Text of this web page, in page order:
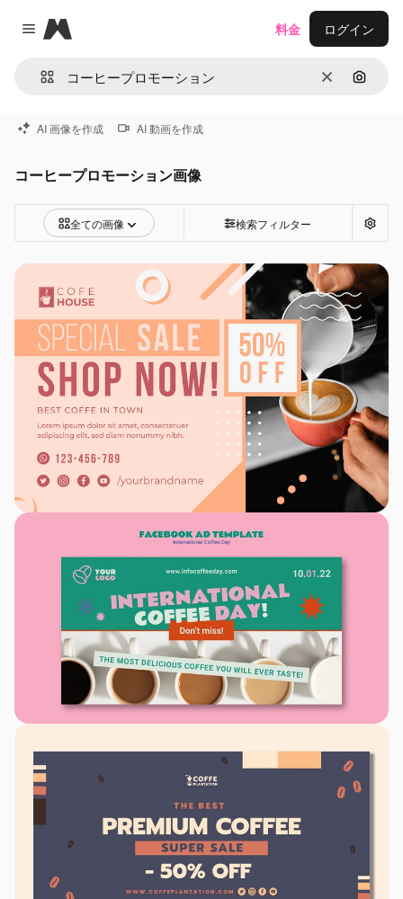
Close menu
Magnific
消去 画像で
料金 ログイン
AI 画像を作成 AI 動画を作成
コーヒープロモーション画像
全ての画像 検索フィルター